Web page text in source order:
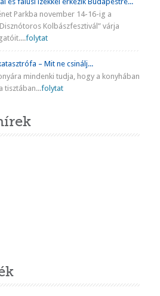
Parkba november 14-16-ig a
Kolbászfesztivál” várja
folytat
– Mit ne csinálj...
mindenki tudja, hogy a konyhában
tisztában...folytat